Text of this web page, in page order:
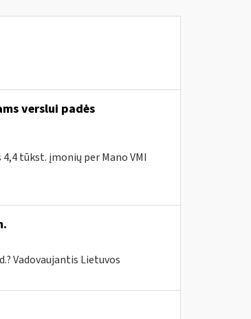
verslui padės
tūkst. įmonių per Mano VMI
Vadovaujantis Lietuvos